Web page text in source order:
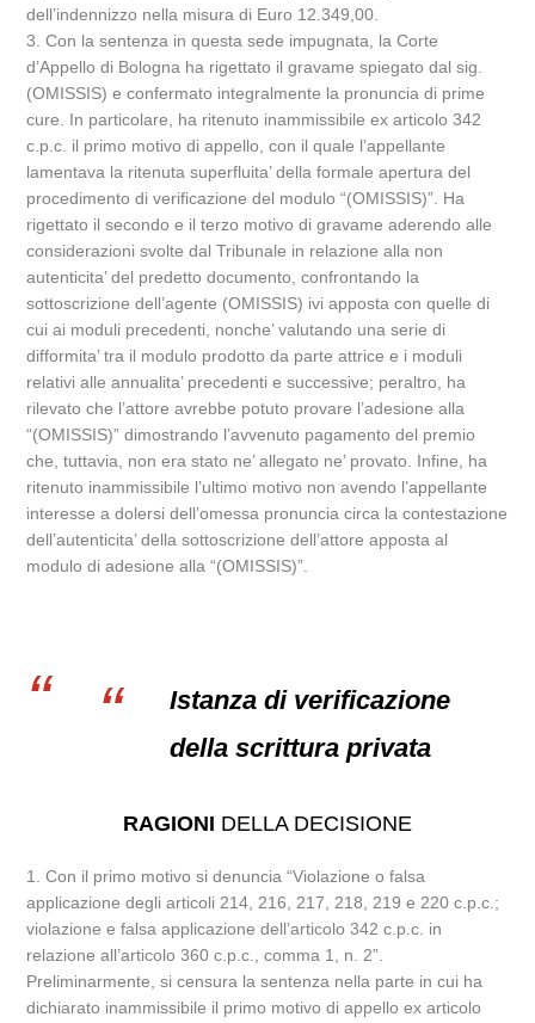
dell’indennizzo nella misura di Euro 12.349,00.
3. Con la sentenza in questa sede impugnata, la Corte
d’Appello di Bologna ha rigettato il gravame spiegato dal sig.
(OMISSIS) e confermato integralmente la pronuncia di prime
cure. In particolare, ha ritenuto inammissibile ex articolo 342
c.p.c. il primo motivo di appello, con il quale l’appellante
lamentava la ritenuta superfluita’ della formale apertura del
procedimento di verificazione del modulo “(OMISSIS)”. Ha
rigettato il secondo e il terzo motivo di gravame aderendo alle
considerazioni svolte dal Tribunale in relazione alla non
autenticita’ del predetto documento, confrontando la
sottoscrizione dell’agente (OMISSIS) ivi apposta con quelle di
cui ai moduli precedenti, nonche’ valutando una serie di
difformita’ tra il modulo prodotto da parte attrice e i moduli
relativi alle annualita’ precedenti e successive; peraltro, ha
rilevato che l’attore avrebbe potuto provare l’adesione alla
“(OMISSIS)” dimostrando l’avvenuto pagamento del premio
che, tuttavia, non era stato ne’ allegato ne’ provato. Infine, ha
ritenuto inammissibile l’ultimo motivo non avendo l’appellante
interesse a dolersi dell’omessa pronuncia circa la contestazione
dell’autenticita’ della sottoscrizione dell’attore apposta al
modulo di adesione alla “(OMISSIS)”.
Istanza di verificazione
della scrittura privata
RAGIONI DELLA DECISIONE
1. Con il primo motivo si denuncia “Violazione o falsa
applicazione degli articoli 214, 216, 217, 218, 219 e 220 c.p.c.;
violazione e falsa applicazione dell’articolo 342 c.p.c. in
relazione all’articolo 360 c.p.c., comma 1, n. 2”.
Preliminarmente, si censura la sentenza nella parte in cui ha
dichiarato inammissibile il primo motivo di appello ex articolo